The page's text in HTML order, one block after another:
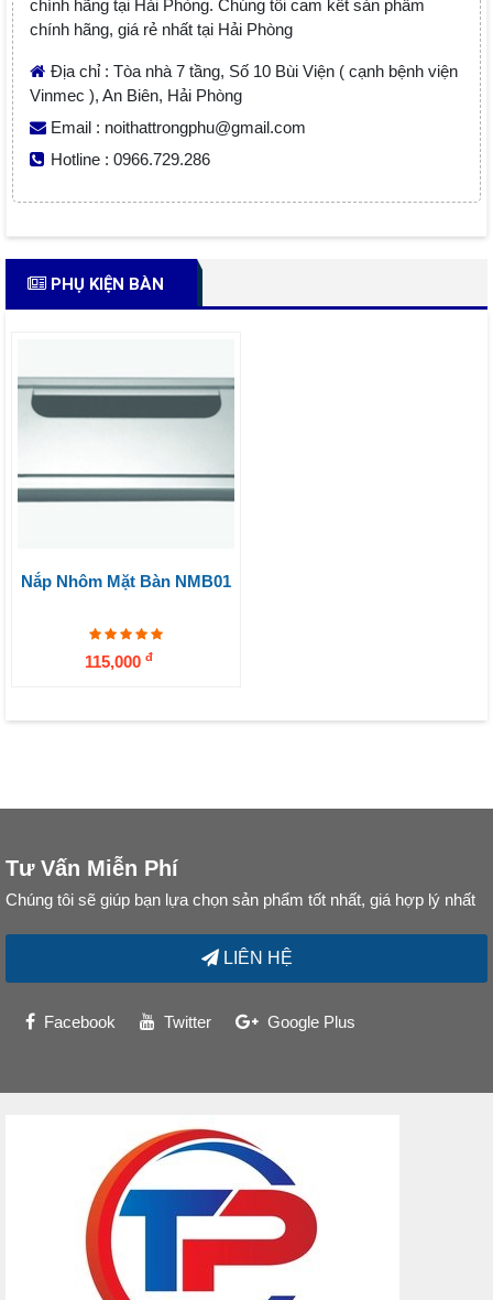
chính hãng tại Hải Phòng. Chúng tôi cam kết sản phẩm
chính hãng, giá rẻ nhất tại Hải Phòng
Địa chỉ : Tòa nhà 7 tầng, Số 10 Bùi Viện ( cạnh bệnh viện
Vinmec ), An Biên, Hải Phòng
Email : noithattrongphu@gmail.com
Hotline : 0966.729.286
PHỤ KIỆN BÀN
Nắp Nhôm Mặt Bàn NMB01
115,000 đ
Tư Vấn Miễn Phí
Chúng tôi sẽ giúp bạn lựa chọn sản phẩm tốt nhất, giá hợp lý nhất
LIÊN HỆ
Facebook Twitter Google Plus